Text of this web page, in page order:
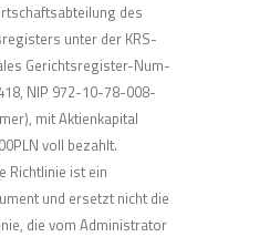
des
unter der KRS-
Gerichtsregister-Num-
NIP 972-10-78-008-
mit Aktienkapital
voll bezahlt.
Richtlinie ist ein
und ersetzt nicht die
die vom Administrator